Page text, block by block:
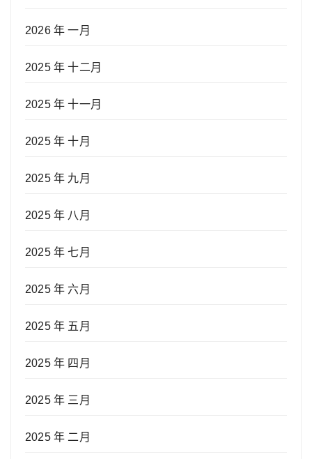
2026 年 一月
2025 年 十二月
2025 年 十一月
2025 年 十月
2025 年 九月
2025 年 八月
2025 年 七月
2025 年 六月
2025 年 五月
2025 年 四月
2025 年 三月
2025 年 二月